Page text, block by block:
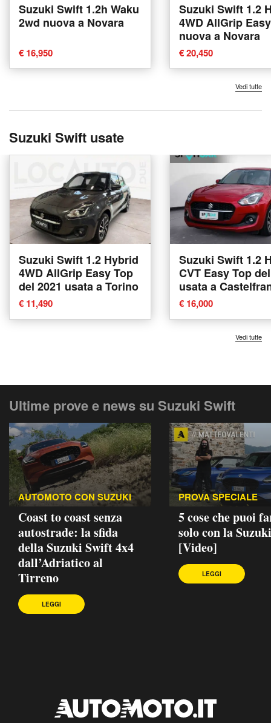
Suzuki Swift 1.2h Waku
2wd nuova a Novara
€ 16,950
Suzuki Swift 1.2
4WD AllGrip
nuova a Novara
€ 20,450
Vedi tutte
Suzuki Swift usate
Suzuki Swift 1.2 Hybrid
4WD AllGrip Easy Top
del 2021 usata a Torino
€ 11,490
Suzuki Swift 1.2
CVT Easy Top
usata a
Veneto
€ 16,000
Vedi tutte
Ultime prove e news su Suzuki Swift
AUTOMOTO CON SUZUKI
Coast to coast senza
autostrade: la sfida
della Suzuki Swift 4x4
dall’Adriatico al
Tirreno
LEGGI
PROVA SPECIALE
5 cose che puoi
solo con la
[Video]
LEGGI